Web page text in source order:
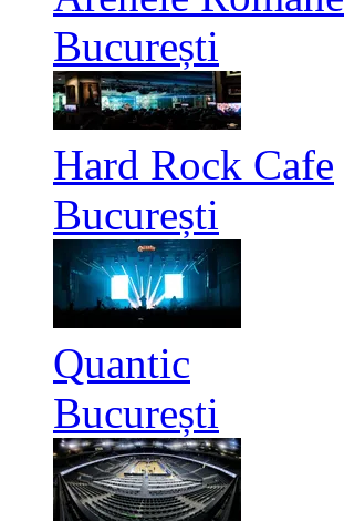
București
Hard Rock Cafe
București
Quantic
București